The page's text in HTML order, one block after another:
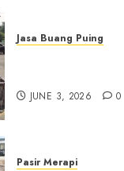
Jasa Buang Puing
JUNE 3, 2026 0
Pasir Merapi